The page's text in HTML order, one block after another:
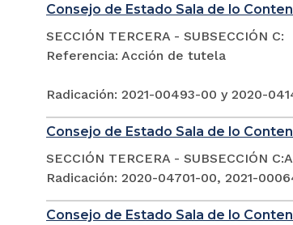
Consejo de Estado Sala de lo
SECCIÓN TERCERA - SUBSECCIÓN C:
Referencia: Acción de tutela
Radicación: 2021-00493-00 y 2020-
Consejo de Estado Sala de lo
SECCIÓN TERCERA - SUBSECCIÓN
Radicación: 2020-04701-00, 2021-
Consejo de Estado Sala de lo